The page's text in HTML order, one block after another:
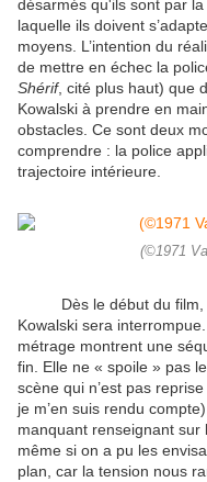
désarmés qu'ils sont par
laquelle ils doivent
moyens. L’intention du
de mettre en échec la
Shérif, cité plus haut) que
Kowalski à prendre en
obstacles. Ce sont deux
comprendre : la police
trajectoire intérieure.
(©1971
Dès le début du film,
Kowalski sera
métrage montrent une
fin. Elle ne « spoile » pas
scène qui n’est pas
je m’en suis rendu
manquant renseignant sur
même si on a pu les
plan, car la tension nous